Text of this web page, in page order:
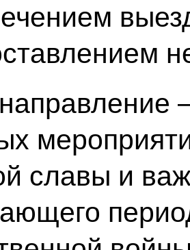
славы и